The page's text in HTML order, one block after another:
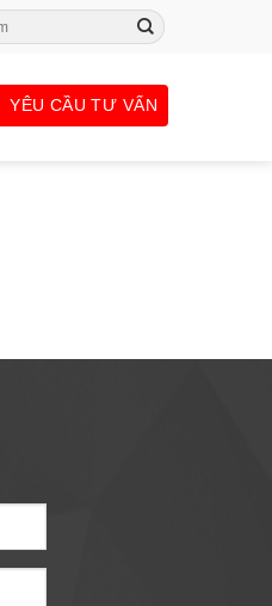
YÊU CẦU TƯ VẤN